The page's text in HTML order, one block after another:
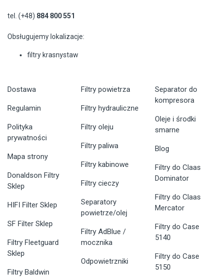
tel. (+48) 884 800 551
Obsługujemy lokalizacje:
filtry krasnystaw
Dostawa
Regulamin
Polityka
prywatności
Mapa strony
Donaldson Filtry
Sklep
HIFI Filter Sklep
SF Filter Sklep
Filtry Fleetguard
Sklep
Filtry Baldwin
Filtry powietrza
Filtry hydrauliczne
Filtry oleju
Filtry paliwa
Filtry kabinowe
Filtry cieczy
Separatory
powietrze/olej
Filtry AdBlue /
mocznika
Odpowietrzniki
Separator do
kompresora
Oleje i środki
smarne
Blog
Filtry do Claas
Dominator
Filtry do Claas
Mercator
Filtry do Case
5140
Filtry do Case
5150